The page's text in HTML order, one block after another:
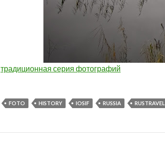
традиционная серия фотографий
FOTO HISTORY IOSIF RUSSIA RUSTRAVEL